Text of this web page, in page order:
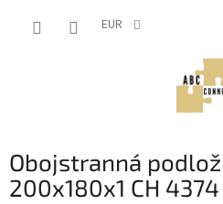
EUR
Obojstranná
200x180x1 CH 4374